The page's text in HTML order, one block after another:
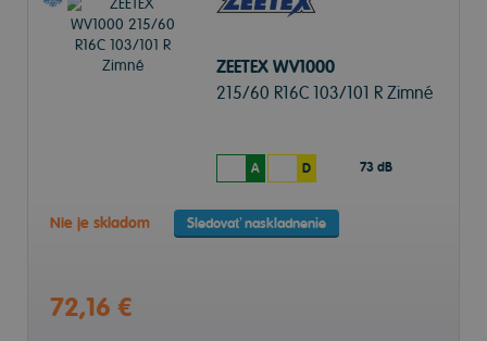
ZEETEX WV1000
215/60 R16C 103/101 R Zimné
A D 73 dB
Nie je skladom Sledovať naskladnenie
72,16 €